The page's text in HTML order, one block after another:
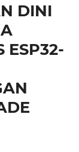
DINI
ESP32-